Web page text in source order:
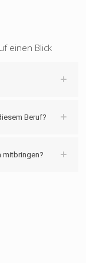
einen Blick
Beruf?
mitbringen?